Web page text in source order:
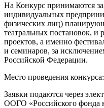
На Конкурс принимаются
индивидуальных
физических лиц)
театральных постановок, и
проектов, а именно
и семинаров, за
Российской Федерации.
Место проведения
Заявки подаются через
ООГО «Российского фонда